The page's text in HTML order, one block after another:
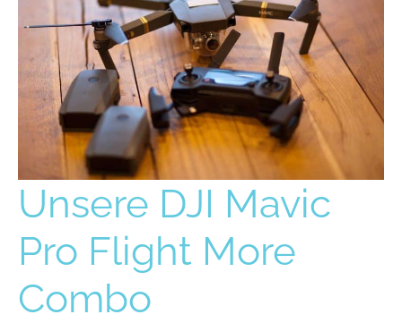
Unsere DJI Mavic
Pro Flight More
Combo
Unsere
DJI
Mavic
Pro
More